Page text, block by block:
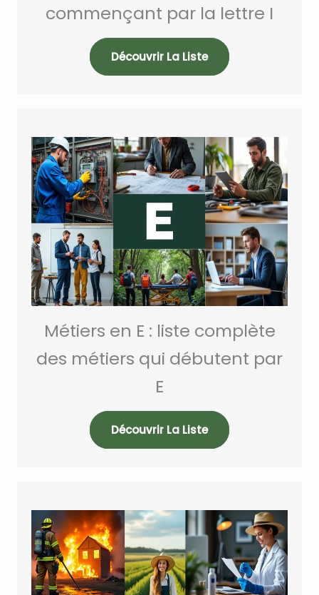
commençant par la lettre I
Découvrir La Liste
Métiers en E : liste complète
des métiers qui débutent par
E
Découvrir La Liste